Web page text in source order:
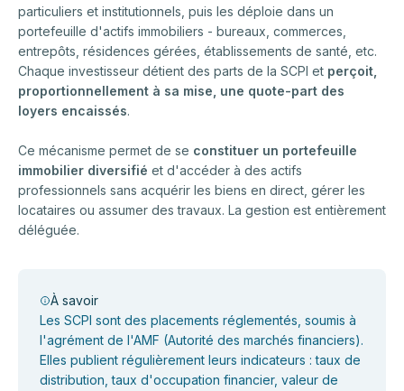
particuliers et institutionnels, puis les déploie dans un
portefeuille d'actifs immobiliers - bureaux, commerces,
entrepôts, résidences gérées, établissements de santé, etc.
Chaque investisseur détient des parts de la SCPI et perçoit,
proportionnellement à sa mise, une quote-part des
loyers encaissés.
Ce mécanisme permet de se constituer un portefeuille
immobilier diversifié et d'accéder à des actifs
professionnels sans acquérir les biens en direct, gérer les
locataires ou assumer des travaux. La gestion est entièrement
déléguée.
À savoir
Les SCPI sont des placements réglementés, soumis à
l'agrément de l'AMF (Autorité des marchés financiers).
Elles publient régulièrement leurs indicateurs : taux de
distribution, taux d'occupation financier, valeur de